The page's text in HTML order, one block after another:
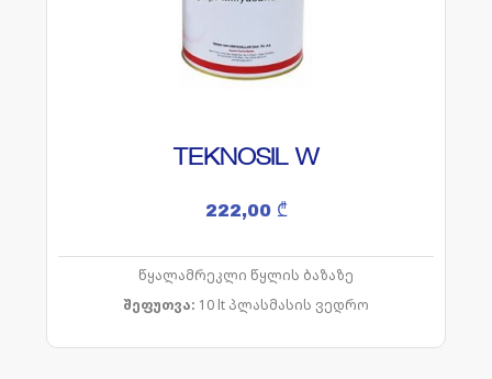
TEKNOSIL W
222,00 ₾
წყალამრეკლი წყლის ბაზაზე
შეფუთვა: 10 lt პლასმასის ვედრო